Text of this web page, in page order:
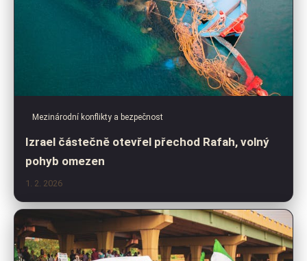
Mezinárodní konflikty a bezpečnost
Izrael částečně otevřel přechod Rafah, volný
pohyb omezen
1. 2. 2026